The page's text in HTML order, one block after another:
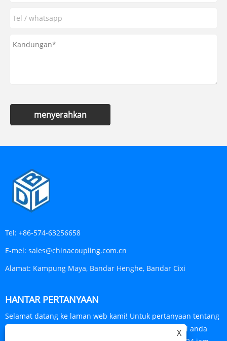
menyerahkan
Tel: +86-574-63256658
E-mel: sales@chinacoupling.com.cn
Alamat: Kampung Maya, Bandar Henghe, Bandar Cixi
HANTAR PERTANYAAN
Selamat datang ke laman web kami! Untuk pertanyaan tentang
produk atau senarai harga kami, sila tinggalkan e-mel anda
X